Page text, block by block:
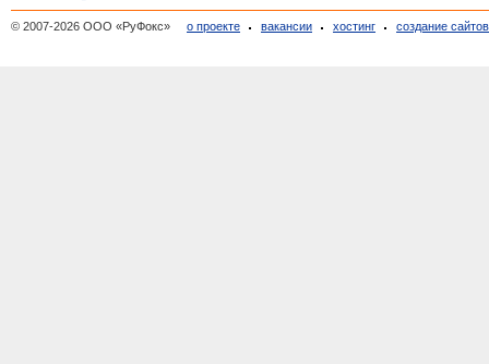
© 2007-2026 ООО «РуФокс» о проекте вакансии хостинг создание сайтов